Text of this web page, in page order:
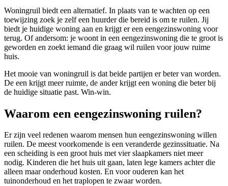
Woningruil biedt een alternatief. In plaats van te wachten op een
toewijzing zoek je zelf een huurder die bereid is om te ruilen. Jij
biedt je huidige woning aan en krijgt er een eengezinswoning voor
terug. Of andersom: je woont in een eengezinswoning die te groot is
geworden en zoekt iemand die graag wil ruilen voor jouw ruime
huis.
Het mooie van woningruil is dat beide partijen er beter van worden.
De een krijgt meer ruimte, de ander krijgt een woning die beter bij
de huidige situatie past. Win-win.
Waarom een eengezinswoning ruilen?
Er zijn veel redenen waarom mensen hun eengezinswoning willen
ruilen. De meest voorkomende is een veranderde gezinssituatie. Na
een scheiding is een groot huis met vier slaapkamers niet meer
nodig. Kinderen die het huis uit gaan, laten lege kamers achter die
alleen maar onderhoud kosten. En voor ouderen kan het
tuinonderhoud en het traplopen te zwaar worden.